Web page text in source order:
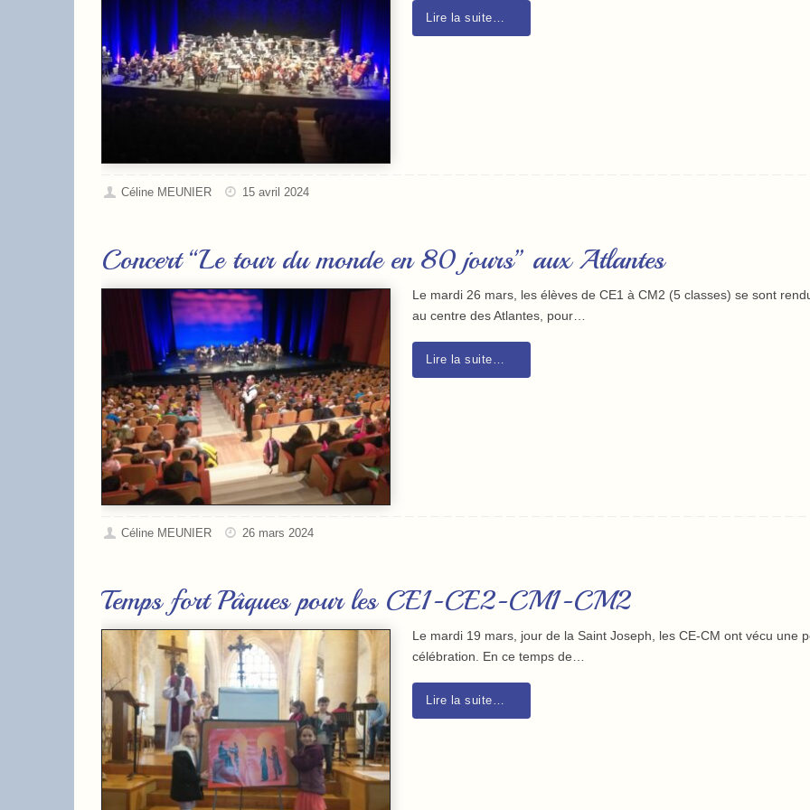
Lire la suite…
Céline MEUNIER 15 avril 2024
Concert “Le tour du monde en 80 jours” aux Atlantes
Le mardi 26 mars, les élèves de CE1 à CM2 (5 classes) se sont
au centre des Atlantes, pour…
Lire la suite…
Céline MEUNIER 26 mars 2024
Temps fort Pâques pour les CE1-CE2-CM1-CM2
Le mardi 19 mars, jour de la Saint Joseph, les CE-CM ont vécu une
célébration. En ce temps de…
Lire la suite…